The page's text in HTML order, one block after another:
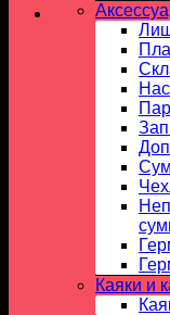
Каяки и